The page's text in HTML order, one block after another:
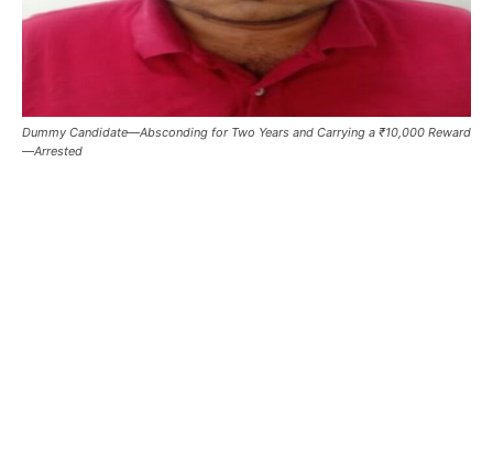
Dummy Candidate—Absconding for Two Years and Carrying a ₹10,000 Reward
—Arrested